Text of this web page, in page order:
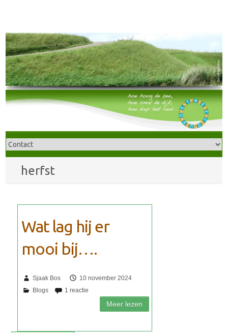
herfst
Wat lag hij er
mooi bij….
Sjaak Bos 10 november 2024